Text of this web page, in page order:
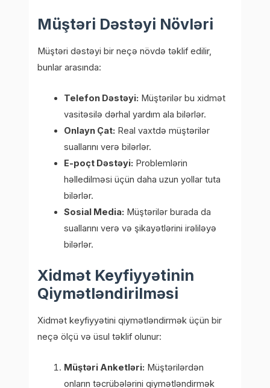
Müştəri Dəstəyi Növləri
Müştəri dəstəyi bir neçə növdə təklif edilir,
bunlar arasında:
Telefon Dəstəyi: Müştərilər bu xidmət
vasitəsilə dərhal yardım ala bilərlər.
Onlayn Çat: Real vaxtdə müştərilər
suallarını verə bilərlər.
E-poçt Dəstəyi: Problemlərin
həlledilməsi üçün daha uzun yollar tuta
bilərlər.
Sosial Media: Müştərilər burada da
suallarını verə və şikayətlərini irəliləyə
bilərlər.
Xidmət Keyfiyyətinin
Qiymətləndirilməsi
Xidmət keyfiyyətini qiymətləndirmək üçün bir
neçə ölçü və üsul təklif olunur:
Müştəri Anketləri: Müştərilərdən
onların təcrübələrini qiymətləndirmək